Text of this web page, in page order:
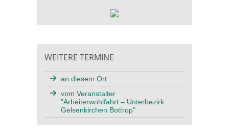
WEITERE TERMINE
an diesem Ort
vom Veranstalter
"Arbeiterwohlfahrt – Unterbezirk
Gelsenkirchen Bottrop"